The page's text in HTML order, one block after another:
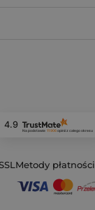
4.9
Na podstawie 11 906opiniiz całego okresu
Metody płatności